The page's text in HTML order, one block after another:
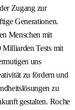
Zugang zur
Generationen.
Menschen mit
Milliarden Tests mit
uns
zu fördern und
zu
gestalten. Roche